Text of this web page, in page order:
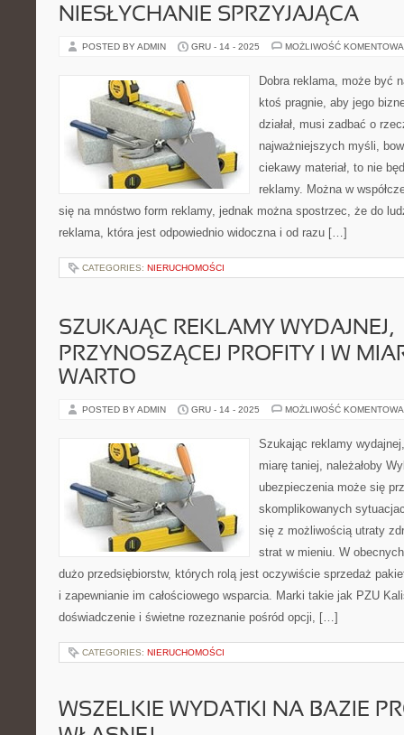
NIESŁYCHANIE SPRZYJAJĄCA
POSTED BY ADMIN GRU - 14 - 2025 MOŻLIWOŚĆ
Dobra reklama, może być
ktoś pragnie, aby jego
działał, musi zadbać o
najważniejszych myśli,
ciekawy materiał, to nie
reklamy. Można w
się na mnóstwo form reklamy, jednak można spostrzec, że do
reklama, która jest odpowiednio widoczna i od razu […]
CATEGORIES: NIERUCHOMOŚCI
SZUKAJĄC REKLAMY WYDAJNEJ,
PRZYNOSZĄCEJ PROFITY I W
WARTO
POSTED BY ADMIN GRU - 14 - 2025 MOŻLIWOŚĆ
Szukając reklamy
miarę taniej, należałoby
ubezpieczenia może się
skomplikowanych
się z możliwością utraty
strat w mieniu. W
dużo przedsiębiorstw, których rolą jest oczywiście sprzedaż
i zapewnianie im całościowego wsparcia. Marki takie jak PZU
doświadczenie i świetne rozeznanie pośród opcji, […]
CATEGORIES: NIERUCHOMOŚCI
WSZELKIE WYDATKI NA BAZIE